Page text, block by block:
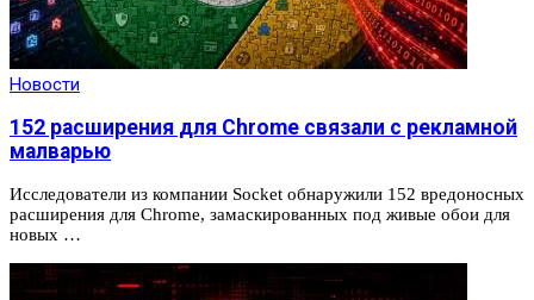
Новости
152 расширения для Chrome связали с рекламной
малварью
Исследователи из компании Socket обнаружили 152 вредоносных
расширения для Chrome, замаскированных под живые обои для
новых …